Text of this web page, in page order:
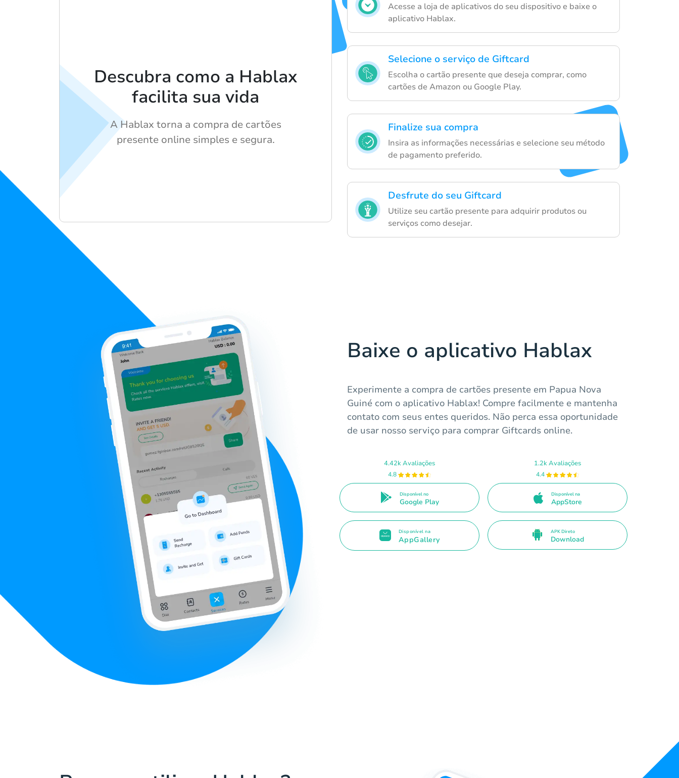
Acesse a loja de aplicativos do seu dispositivo e baixe o
aplicativo Hablax.
Selecione o serviço de Giftcard
Escolha o cartão presente que deseja comprar, como
cartões de Amazon ou Google Play.
Finalize sua compra
Insira as informações necessárias e selecione seu método
de pagamento preferido.
Desfrute do seu Giftcard
Utilize seu cartão presente para adquirir produtos ou
serviços como desejar.
Descubra como a Hablax
facilita sua vida
A Hablax torna a compra de cartões
presente online simples e segura.
Baixe o aplicativo Hablax
Experimente a compra de cartões presente em Papua Nova
Guiné com o aplicativo Hablax! Compre facilmente e mantenha
contato com seus entes queridos. Não perca essa oportunidade
de usar nosso serviço para comprar Giftcards online.
4.42k Avaliações
4.8
Disponível no
Google Play
1.2k Avaliações
4.4
Disponível na
AppStore
Disponível na
AppGallery
APK Direto
Download